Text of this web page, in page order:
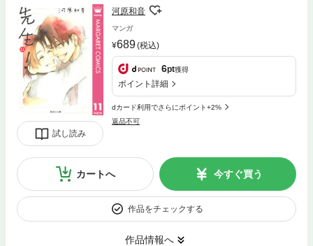
試し読み
河原和音
マンガ
689(税込)
6pt獲得
ポイント詳細
dカード利用でさらにポイント+2%
返品不可
カートへ 今すぐ買う
作品をチェックする
作品情報へ